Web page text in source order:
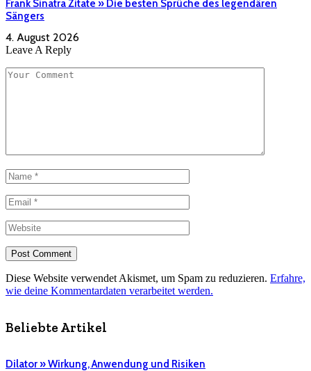
Frank Sinatra Zitate » Die besten Sprüche des legendären
Sängers
4. August 2026
Leave A Reply
Diese Website verwendet Akismet, um Spam zu reduzieren. Erfahre,
wie deine Kommentardaten verarbeitet werden.
Beliebte Artikel
Dilator » Wirkung, Anwendung und Risiken